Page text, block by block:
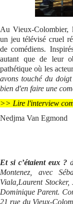
Au Vieux-Colombier,
un jeu télévisé cruel
de comédiens.
autant que de leur
pathétique où les
avons touché du
bien d'en faire une
>> Lire l'interview
Nedjma Van Egmond
Et si c’étaient eux ?
Montenez, avec
Viala,Laurent
Dominique Parent.
21 rue du Vieux-